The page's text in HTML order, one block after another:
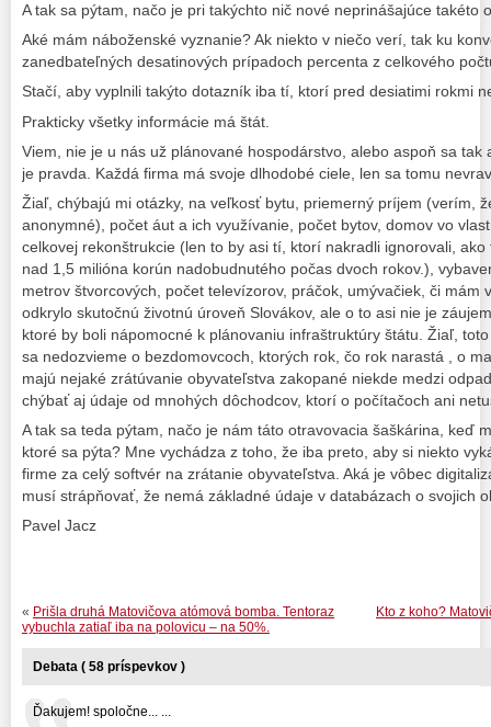
A tak sa pýtam, načo je pri takýchto nič nové neprinášajúce takéto
Aké mám náboženské vyznanie? Ak niekto v niečo verí, tak ku
zanedbateľných desatinových prípadoch percenta z celkového
Stačí, aby vyplnili takýto dotazník iba tí, ktorí pred desiatimi rokmi
Prakticky všetky informácie má štát.
Viem, nie je u nás už plánované hospodárstvo, alebo aspoň sa
je pravda. Každá firma má svoje dlhodobé ciele, len sa tomu
Žiaľ, chýbajú mi otázky, na veľkosť bytu, priemerný príjem (verím,
anonymné), počet áut a ich využívanie, počet bytov, domov vo
celkovej rekonštrukcie (len to by asi tí, ktorí nakradli ignorovali,
nad 1,5 milióna korún nadobudnutého počas dvoch rokov.),
metrov štvorcových, počet televízorov, práčok, umývačiek, či mám
odkrylo skutočnú životnú úroveň Slovákov, ale o to asi nie je
ktoré by boli nápomocné k plánovaniu infraštruktúry štátu. Žiaľ,
sa nedozvieme o bezdomovcoch, ktorých rok, čo rok narastá , o
majú nejaké zrátúvanie obyvateľstva zakopané niekde medzi
chýbať aj údaje od mnohých dôchodcov, ktorí o počítačoch ani
A tak sa teda pýtam, načo je nám táto otravovacia šaškárina, keď
ktoré sa pýta? Mne vychádza z toho, že iba preto, aby si niekto
firme za celý softvér na zrátanie obyvateľstva. Aká je vôbec
musí strápňovať, že nemá základné údaje v databázach o svojich
Pavel Jacz
Kto z koho?
« Prišla druhá Matovičova atómová bomba. Tentoraz
vybuchla zatiaľ iba na polovicu – na 50%.
Debata ( 58 príspevkov )
Ďakujem! spoločne... ...